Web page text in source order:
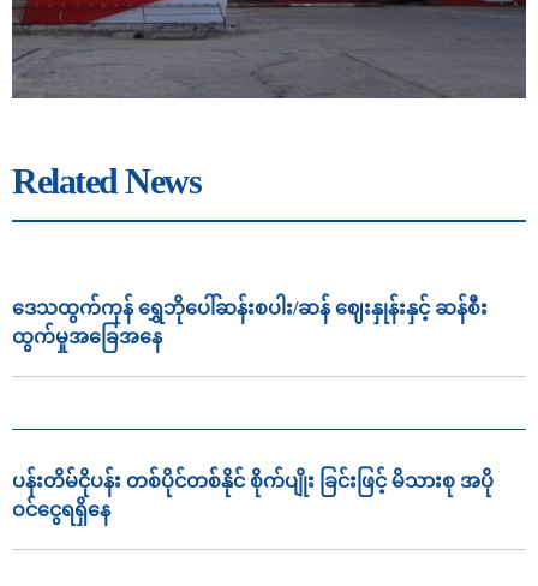
Related News
ဒေသထွက်ကုန် ရွှေဘိုပေါ်ဆန်းစပါး/ဆန် ဈေးနှုန်းနှင့် ဆန်စီး
ထွက်မှုအခြေအနေ
ပန်းတိမ်ငိုပန်း တစ်ပိုင်တစ်နိုင် စိုက်ပျိုး ခြင်းဖြင့် မိသားစု အပို
ဝင်ငွေရရှိနေ